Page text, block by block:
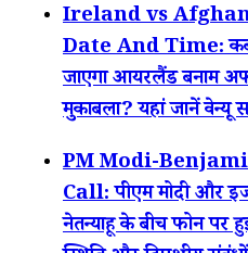
Ireland vs
Date And Time:
जाएगा आयरलैंड बनाम
मुकाबला? यहां जानें
PM Modi-
Call: पीएम मोदी और
नेतन्याहू के बीच फोन पर